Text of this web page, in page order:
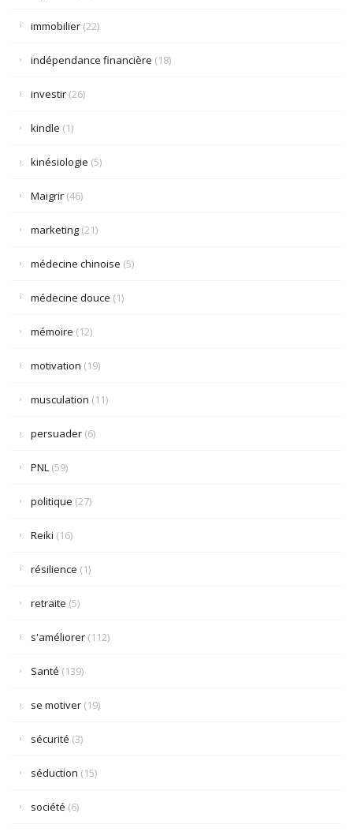
immobilier (22)
indépendance financière (18)
investir (26)
kindle (1)
kinésiologie (5)
Maigrir (46)
marketing (21)
médecine chinoise (5)
médecine douce (1)
mémoire (12)
motivation (19)
musculation (11)
persuader (6)
PNL (59)
politique (27)
Reiki (16)
résilience (1)
retraite (5)
s'améliorer (112)
Santé (139)
se motiver (19)
sécurité (3)
séduction (15)
société (6)